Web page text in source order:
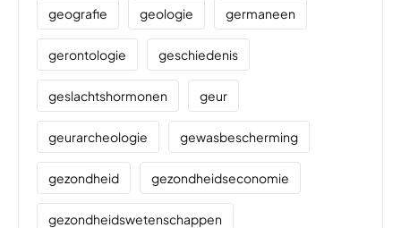
geografie geologie germaneen
gerontologie geschiedenis
geslachtshormonen geur
geurarcheologie gewasbescherming
gezondheid gezondheidseconomie
gezondheidswetenschappen